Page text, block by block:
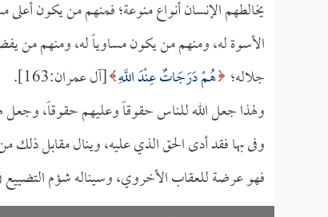
يخالطهم الإنسان أنواع منوعة؛ فمنهم من يكون
الأسوة له، ومنهم من يكون مساوياً له، ومنهم من
جلاله؛ هُمْ دَرَجَاتٌ عِنْدَ اللَّهِ [آل عمران:163].
ولهذا جعل الله للناس حقوقاً وعليهم حقوقاً، وجعل
وفى بها فقد أدى الحق الذي عليه، وينال مقابل ذلك
فهو عرضة للعقاب الأخروي، وسيناله شؤم التضييع في